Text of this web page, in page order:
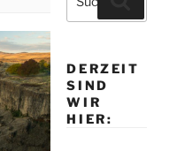
nach:
DERZEIT
SIND
WIR
HIER: